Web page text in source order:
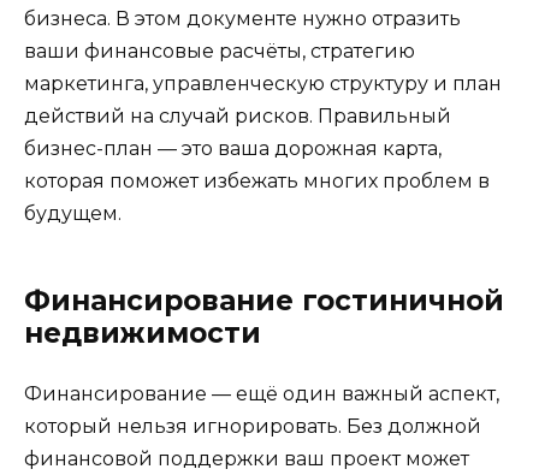
бизнеса. В этом документе нужно отразить
ваши финансовые расчёты, стратегию
маркетинга, управленческую структуру и план
действий на случай рисков. Правильный
бизнес-план — это ваша дорожная карта,
которая поможет избежать многих проблем в
будущем.
Финансирование гостиничной
недвижимости
Финансирование — ещё один важный аспект,
который нельзя игнорировать. Без должной
финансовой поддержки ваш проект может